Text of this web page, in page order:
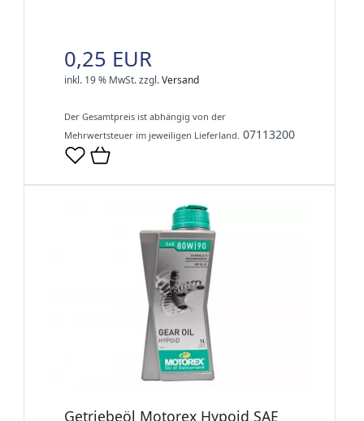
0,25 EUR
inkl. 19 % MwSt.zzgl.Versand
Der Gesamtpreis ist abhängig von der
Mehrwertsteuer im jeweiligen Lieferland. 07113200
Getriebeöl Motorex Hypoid SAE